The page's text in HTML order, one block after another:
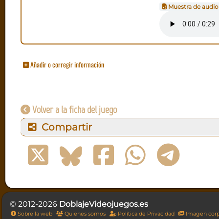
Muestra de audio
Añadir o corregir información
Volver a la ficha del juego
Compartir
© 2012-2026 DoblajeVideojuegos.es
Sobre la web Quienes somos Política de Privacidad Imagen